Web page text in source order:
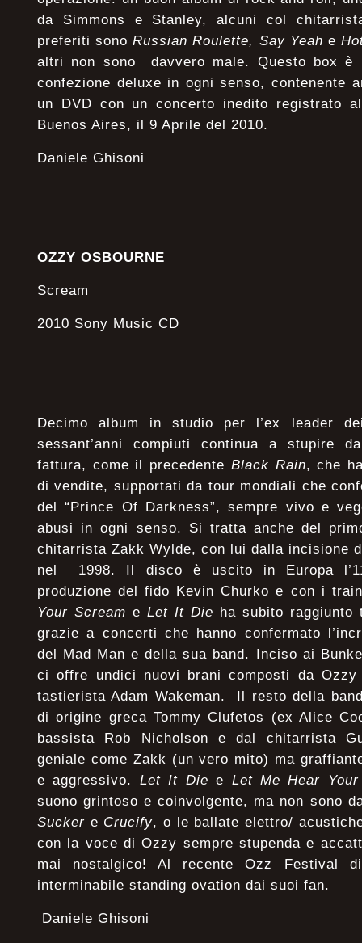
da Simmons e Stanley, alcuni col
preferiti sonoRussian Roulette, Say Yeah e
altri non sono davvero male. Questo box è
confezione deluxe in ogni senso, contenente
un DVD con un concerto inedito registrato
Buenos Aires, il 9 Aprile del 2010.
Daniele Ghisoni
OZZY OSBOURNE
Scream
2010 Sony Music CD
Decimo album in studio per l’ex leader
sessant’anni compiuti continua a stupire
fattura, come il precedente Black Rain, che
di vendite, supportati da tour mondiali che
del “Prince Of Darkness”, sempre vivo e
abusi in ogni senso. Si tratta anche del
chitarrista Zakk Wylde, con lui dalla incisione
nel 1998. Il disco è uscito in Europa
produzione del fido Kevin Churko e con i
Your Scream e Let It Die ha subito
grazie a concerti che hanno confermato
del Mad Man e della sua band. Inciso ai
ci offre undici nuovi brani composti da
tastierista Adam Wakeman. Il resto della
di origine greca Tommy Clufetos (ex Alice
bassista Rob Nicholson e dal chitarrista
geniale come Zakk (un vero mito) ma
e aggressivo. Let It Die e Let Me Hear
suono grintoso e coinvolgente, ma non sono
Sucker e Crucify, o le ballate elettro/
con la voce di Ozzy sempre stupenda e
mai nostalgico! Al recente Ozz Festival
interminabile standing ovation dai suoi fan.
Daniele Ghisoni